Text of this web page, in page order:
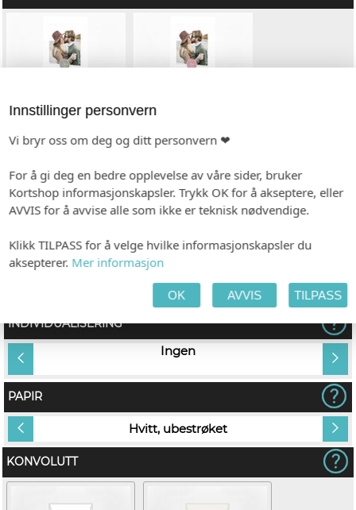
c1 c2
INDIVIDUALISERING
Ingen
PAPIR
Hvitt, ubestrøket
KONVOLUTT
Innstillinger personvern
Vi bryr oss om deg og ditt personvern ❤
For å gi deg en bedre opplevelse av våre sider, bruker
Kortshop informasjonskapsler. Trykk OK for å akseptere, eller
AVVIS for å avvise alle som ikke er teknisk nødvendige.
Klikk TILPASS for å velge hvilke informasjonskapsler du
aksepterer. Mer informasjon
OK AVVIS TILPASS